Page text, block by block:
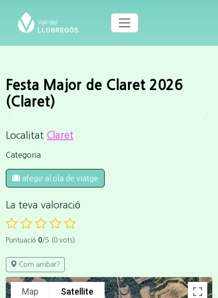
Festa Major de Claret 2026
(Claret)
Localitat Claret
Categoria
afegir al pla de viatge
La teva valoració
Puntuació 0/5 (0 vots)
Com arribar?
Map Satellite